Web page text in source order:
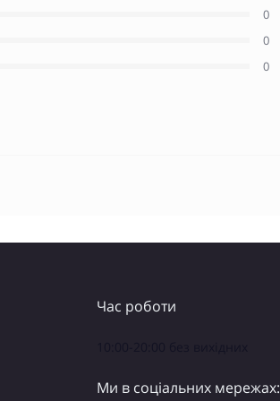
0
0
0
Час роботи
Ми в соціальних мережах: